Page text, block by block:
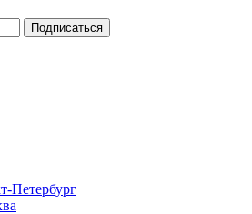
Петербург